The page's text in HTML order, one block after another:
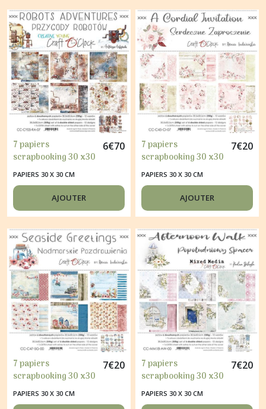
7 papiers
scrapbooking 30 x30
cm Craft O' Clock
ROBOTS ADVENTURES
6€70
PAPIERS 30 X 30 CM
AJOUTER
7 papiers
scrapbooking 30 x30
cm Craft O' Clock A
CORDIAL INVITATION
7€20
PAPIERS 30 X 30 CM
AJOUTER
7 papiers
scrapbooking 30 x30
cm Craft O' Clock
SEASIDE GREETINGS
7€20
PAPIERS 30 X 30 CM
7 papiers
scrapbooking 30 x30
cm Craft O' Clock
AFTERNOON WALK
7€20
PAPIERS 30 X 30 CM